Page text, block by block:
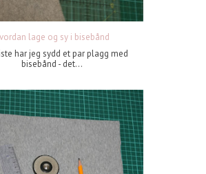
lage og sy i bisebånd
har jeg sydd et par plagg med
bisebånd - det...